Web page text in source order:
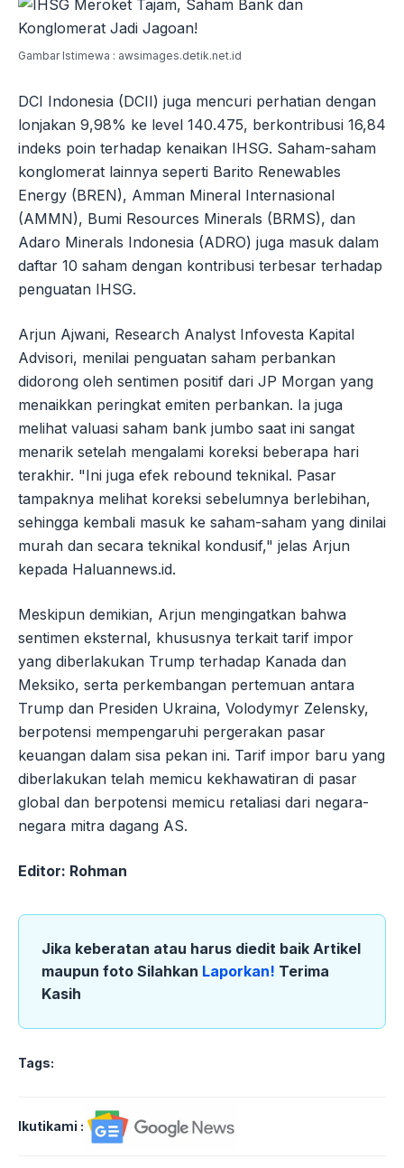
Gambar Istimewa : awsimages.detik.net.id
DCI Indonesia (DCII) juga mencuri perhatian dengan
lonjakan 9,98% ke level 140.475, berkontribusi 16,84
indeks poin terhadap kenaikan IHSG. Saham-saham
konglomerat lainnya seperti Barito Renewables
Energy (BREN), Amman Mineral Internasional
(AMMN), Bumi Resources Minerals (BRMS), dan
Adaro Minerals Indonesia (ADRO) juga masuk dalam
daftar 10 saham dengan kontribusi terbesar terhadap
penguatan IHSG.
Arjun Ajwani, Research Analyst Infovesta Kapital
Advisori, menilai penguatan saham perbankan
didorong oleh sentimen positif dari JP Morgan yang
menaikkan peringkat emiten perbankan. Ia juga
melihat valuasi saham bank jumbo saat ini sangat
menarik setelah mengalami koreksi beberapa hari
terakhir. "Ini juga efek rebound teknikal. Pasar
tampaknya melihat koreksi sebelumnya berlebihan,
sehingga kembali masuk ke saham-saham yang dinilai
murah dan secara teknikal kondusif," jelas Arjun
kepada Haluannews.id.
Meskipun demikian, Arjun mengingatkan bahwa
sentimen eksternal, khususnya terkait tarif impor
yang diberlakukan Trump terhadap Kanada dan
Meksiko, serta perkembangan pertemuan antara
Trump dan Presiden Ukraina, Volodymyr Zelensky,
berpotensi mempengaruhi pergerakan pasar
keuangan dalam sisa pekan ini. Tarif impor baru yang
diberlakukan telah memicu kekhawatiran di pasar
global dan berpotensi memicu retaliasi dari negara-
negara mitra dagang AS.
Editor: Rohman
Jika keberatan atau harus diedit baik Artikel
maupun foto Silahkan Laporkan! Terima
Kasih
Tags:
Ikutikami :